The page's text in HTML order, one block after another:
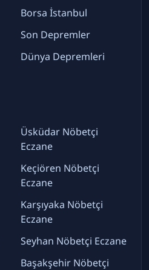
Borsa İstanbul
Son Depremler
Dünya Depremleri
Üsküdar Nöbetçi
Eczane
Keçiören Nöbetçi
Eczane
Karşıyaka Nöbetçi
Eczane
Seyhan Nöbetçi Eczane
Başakşehir Nöbetçi